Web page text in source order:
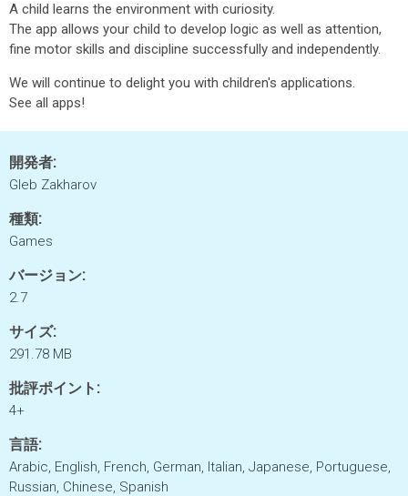
A child learns the environment with curiosity.
The app allows your child to develop logic as well as attention,
fine motor skills and discipline successfully and independently.
We will continue to delight you with children's applications.
See all apps!
開発者:
Gleb Zakharov
種類:
Games
バージョン:
2.7
サイズ:
291.78 MB
批評ポイント:
4+
言語:
Arabic, English, French, German, Italian, Japanese, Portuguese,
Russian, Chinese, Spanish